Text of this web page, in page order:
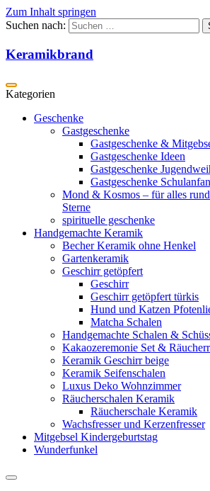
Zum Inhalt springen
Suchen nach:
Keramikbrand
Geschenke
Gastgeschenke
Gastgeschenke &
Gastgeschenke Ideen
Gastgeschenke
Gastgeschenke
Mond & Kosmos – für alles
Sterne
spirituelle geschenke
Handgemachte Keramik
Becher Keramik ohne Henkel
Gartenkeramik
Geschirr getöpfert
Geschirr
Geschirr getöpfert türkis
Hund und Katzen
Matcha Schalen
Handgemachte Schalen &
Kakaozeremonie Set &
Keramik Geschirr beige
Keramik Seifenschalen
Luxus Deko Wohnzimmer
Räucherschalen Keramik
Räucherschale Keramik
Wachsfresser und Kerzenfresser
Mitgebsel Kindergeburtstag
Wunderfunkel